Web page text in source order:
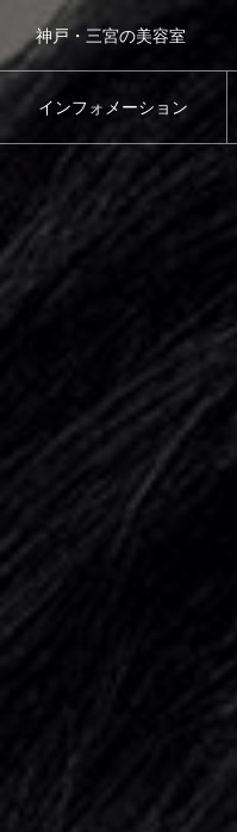
インフォメーション
神戸・三宮の美容室